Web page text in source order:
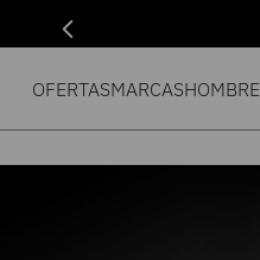
OFERTASMARCASHOMBRE